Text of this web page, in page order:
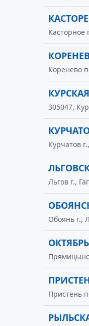
Касторное
Коренево
305047,
Курчатов
Льгов г.,
Обоянь г.,
Пристень